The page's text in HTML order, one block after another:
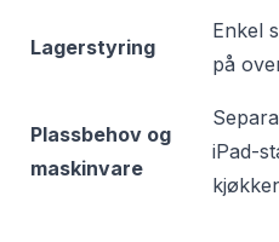
Lagerstyring
Enkel
på
Plassbehov og
maskinvare
iPad-